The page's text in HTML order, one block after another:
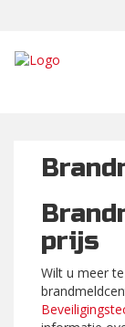
prijs
Wilt u meer